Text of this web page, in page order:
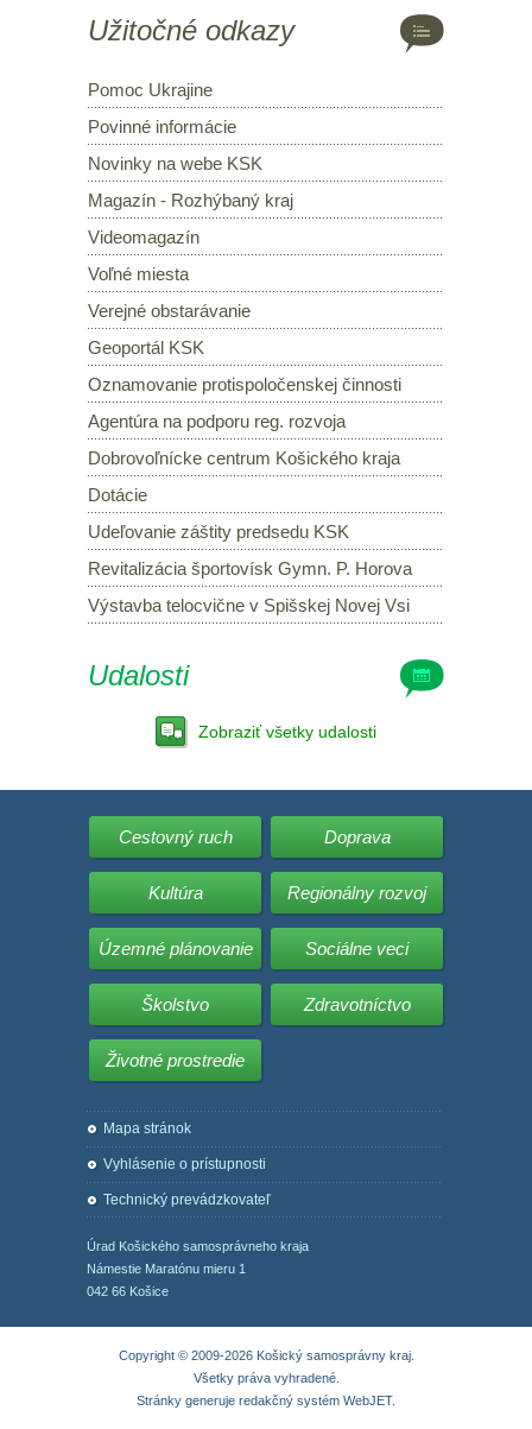
Užitočné odkazy
Pomoc Ukrajine
Povinné informácie
Novinky na webe KSK
Magazín - Rozhýbaný kraj
Videomagazín
Voľné miesta
Verejné obstarávanie
Geoportál KSK
Oznamovanie protispoločenskej činnosti
Agentúra na podporu reg. rozvoja
Dobrovoľnícke centrum Košického kraja
Dotácie
Udeľovanie záštity predsedu KSK
Revitalizácia športovísk Gymn. P. Horova
Výstavba telocvične v Spišskej Novej Vsi
Udalosti
Zobraziť všetky udalosti
Cestovný ruch Doprava
Kultúra Regionálny rozvoj
Územné plánovanie Sociálne veci
Školstvo Zdravotníctvo
Životné prostredie
Mapa stránok
Vyhlásenie o prístupnosti
Technický prevádzkovateľ
Úrad Košického samosprávneho kraja
Námestie Maratónu mieru 1
042 66 Košice
Copyright © 2009-2026 Košický samosprávny kraj.
Všetky práva vyhradené.
Stránky generuje redakčný systém WebJET.